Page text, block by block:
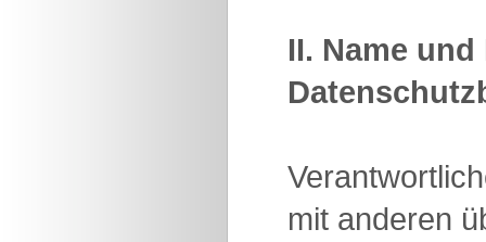
II. Name
mit anderen